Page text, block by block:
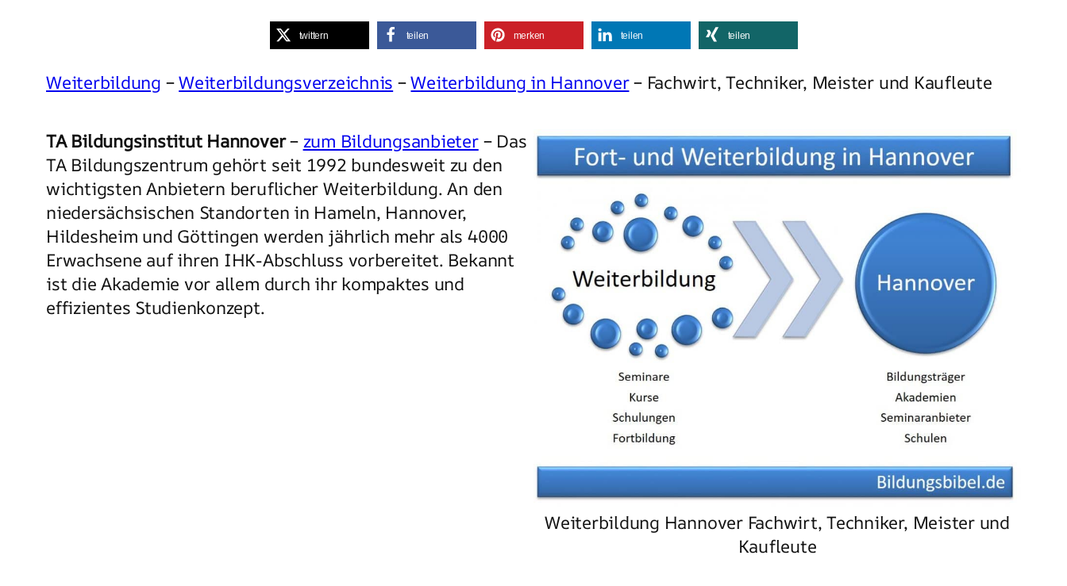
twittern teilen merken teilen teilen
Weiterbildung –Weiterbildungsverzeichnis –Weiterbildung in Hannover– Fachwirt, Techniker, Meister und Kaufleute
TA Bildungsinstitut Hannover– zum Bildungsanbieter– Das
TA Bildungszentrum gehört seit 1992 bundesweit zu den
wichtigsten Anbietern beruflicher Weiterbildung. An den
niedersächsischen Standorten in Hameln, Hannover,
Hildesheim und Göttingen werden jährlich mehr als 4000
Erwachsene auf ihren IHK-Abschluss vorbereitet. Bekannt
ist die Akademie vor allem durch ihr kompaktes und
effizientes Studienkonzept.
Weiterbildung Hannover Fachwirt, Techniker, Meister und
Kaufleute